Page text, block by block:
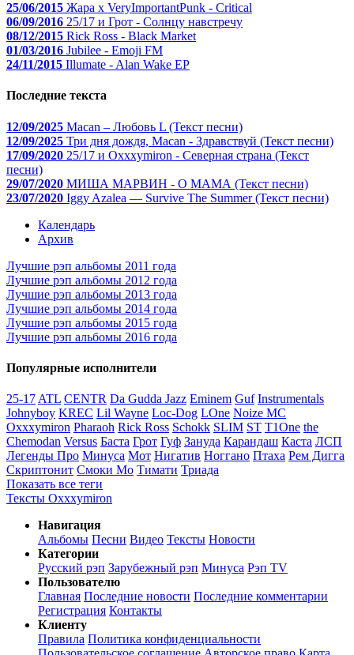
25/06/2015 Жара x VeryImportantPunk - Critical
06/09/2016 25/17 и Грот - Солнцу навстречу
08/12/2015 Rick Ross - Black Market
01/03/2016 Jubilee - Emoji FM
24/11/2015 Illumate - Alan Wake EP
Последние текста
12/09/2025 Macan – Любовь L (Текст песни)
12/09/2025 Три дня дождя, Macan - Здравствуй (Текст песни)
17/09/2020 25/17 и Oxxxymiron - Северная страна (Текст
песни)
29/07/2020 МИША МАРВИН - О МАМА (Текст песни)
23/07/2020 Iggy Azalea — Survive The Summer (Текст песни)
Календарь
Архив
Лучшие рэп альбомы 2011 года
Лучшие рэп альбомы 2012 года
Лучшие рэп альбомы 2013 года
Лучшие рэп альбомы 2014 года
Лучшие рэп альбомы 2015 года
Лучшие рэп альбомы 2016 года
Популярные исполнители
25-17 ATL CENTR Da Gudda Jazz Eminem Guf Instrumentals
Johnyboy KREC Lil Wayne Loc-Dog LOne Noize MC
Oxxxymiron Pharaoh Rick Ross Schokk SLIM ST T1One the
Chemodan Versus Баста Грот Гуф Зануда Карандаш Каста ЛСП
Легенды Про Минуса Мот Нигатив Ноггано Птаха Рем Дигга
Скриптонит Смоки Мо Тимати Триада
Показать все теги
Тексты Oxxxymiron
Навигация
Альбомы Песни Видео Тексты Новости
Категории
Русский рэп Зарубежный рэп Минуса Рэп TV
Пользователю
Главная Последние новости Последние комментарии
Регистрация Контакты
Клиенту
Правила Политика конфиденциальности